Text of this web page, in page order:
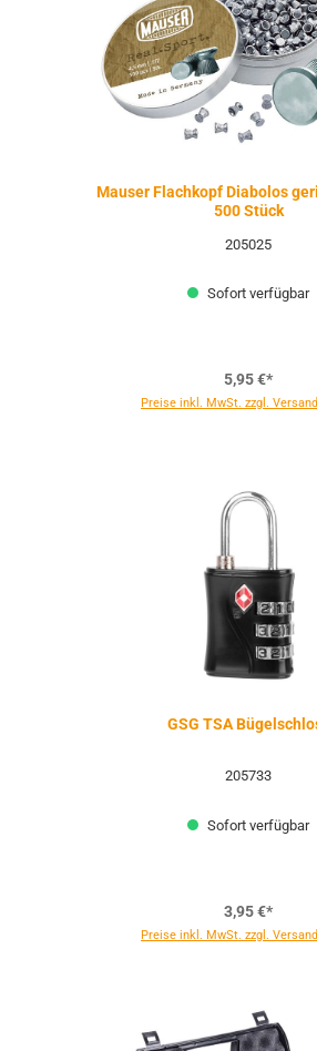
Mauser Flachkopf Diabolos
500 Stück
205025
Sofort verfügbar
5,95 €*
Preise inkl. MwSt. zzgl.
GSG TSA
205733
Sofort verfügbar
3,95 €*
Preise inkl. MwSt. zzgl.